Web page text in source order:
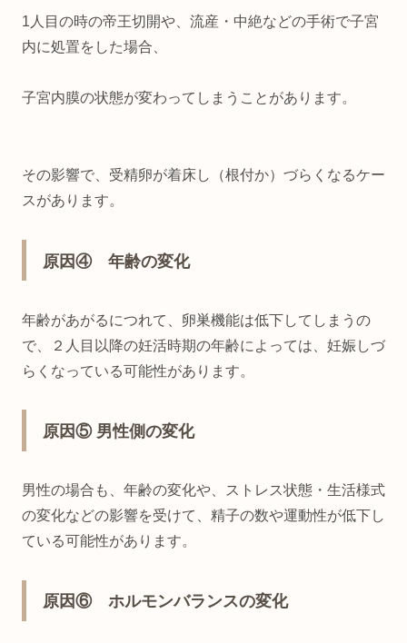
1人目の時の帝王切開や、流産・中絶などの手術で子宮
内に処置をした場合、
子宮内膜の状態が変わってしまうことがあります。
その影響で、受精卵が着床し（根付か）づらくなるケー
スがあります。
原因④ 年齢の変化
年齢があがるにつれて、卵巣機能は低下してしまうの
で、２人目以降の妊活時期の年齢によっては、妊娠しづ
らくなっている可能性があります。
原因⑤ 男性側の変化
男性の場合も、年齢の変化や、ストレス状態・生活様式
の変化などの影響を受けて、精子の数や運動性が低下し
ている可能性があります。
原因⑥ ホルモンバランスの変化